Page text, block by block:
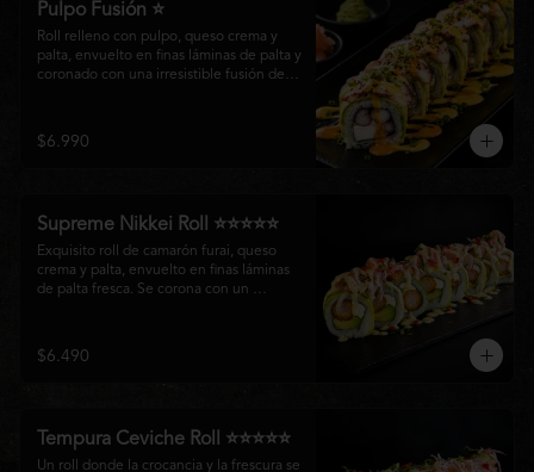
Pulpo Fusión ⭐
Roll relleno con pulpo, queso crema y
palta, envuelto en finas láminas de palta y
coronado con una irresistible fusión de
láminas de pulpo, ofreciendo una
combinación perfecta entre frescura,
$6.990
Supreme Nikkei Roll ⭐⭐⭐⭐⭐
Exquisito roll de camarón furai, queso
crema y palta, envuelto en finas láminas
de palta fresca. Se corona con un
fusión de texturas, frescura y sabores que
resaltan la esencia del Pacífico.
$6.490
Tempura Ceviche Roll ⭐⭐⭐⭐⭐
Un roll donde la crocancia y la frescura se